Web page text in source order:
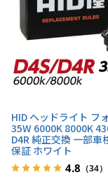
HID ヘッドライト フ
35W 6000K 8000K
D4R 純正交換 一部車
保証 ホワイト
4.8 （34）